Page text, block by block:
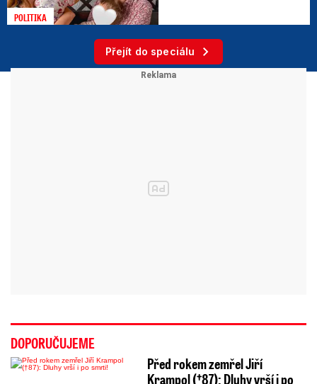
POLITIKA
Přejít do speciálu
DOPORUČUJEME
Před rokem zemřel Jiří
Krampol (†87): Dluhy vrší i po